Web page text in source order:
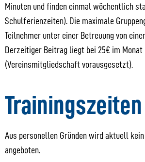
Minuten und finden einmal wöchentlich
Schulferienzeiten). Die maximale
Teilnehmer unter einer Betreuung von
Derzeitiger Beitrag liegt bei 25€ im Monat
(Vereinsmitgliedschaft vorausgesetzt).
Aus personellen Gründen wird aktuell
angeboten.